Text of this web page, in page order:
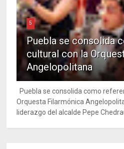
5
Puebla se consolida
cultural con la
Angelopolitana
Puebla se consolida como
Orquesta Filarmónica
liderazgo del alcalde Pepe